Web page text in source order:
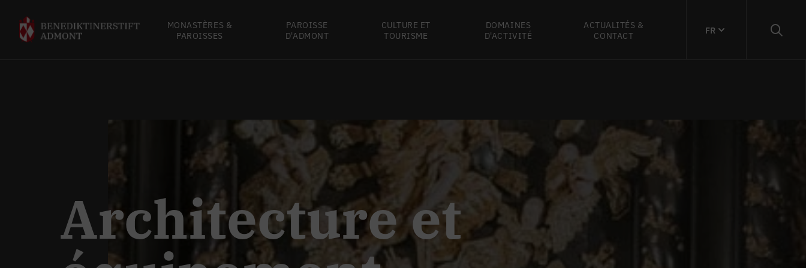
MONASTÈRES &
PAROISSES
PAROISSE
D'ADMONT
CULTURE ET
TOURISME
DOMAINES
D'ACTIVITÉ
ACTUALITÉS &
CONTACT
FR
Architecture et